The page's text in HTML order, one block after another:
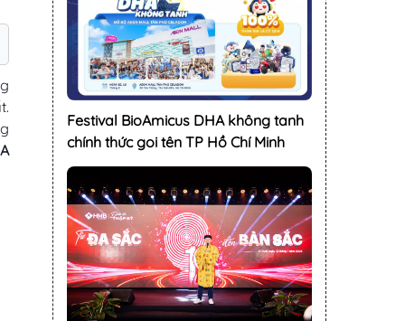
Festival BioAmicus DHA không tanh
chính thức goi tên TP Hồ Chí Minh